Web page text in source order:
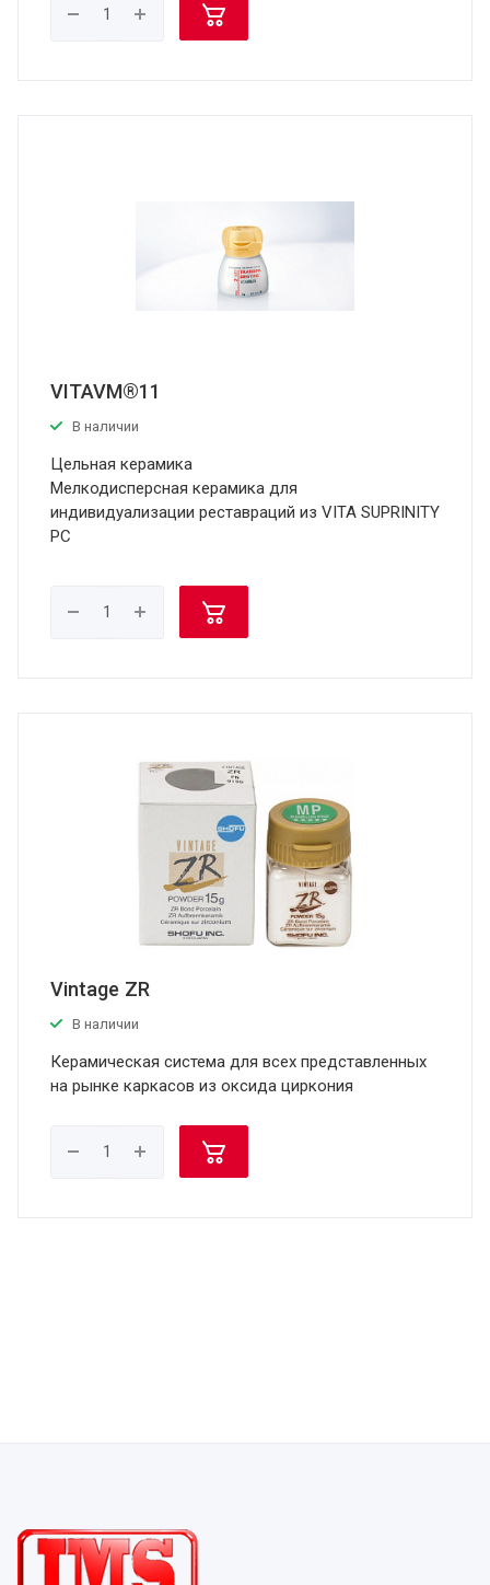
VITAVM®11
В наличии
Цельная керамика
Мелкодисперсная керамика для
индивидуализации реставраций из VITA SUPRINITY
PC
Vintage ZR
В наличии
Керамическая система для всех представленных
на рынке каркасов из оксида циркония